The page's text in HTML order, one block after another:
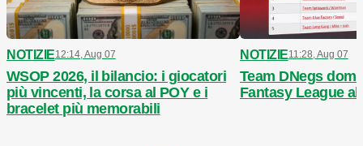
NOTIZIE12:14, Aug 07
WSOP 2026, il bilancio: i giocatori
più vincenti, la corsa al POY e i
bracelet più memorabili
NOTIZIE11:28, Aug 07
Team DNegs
Fantasy League